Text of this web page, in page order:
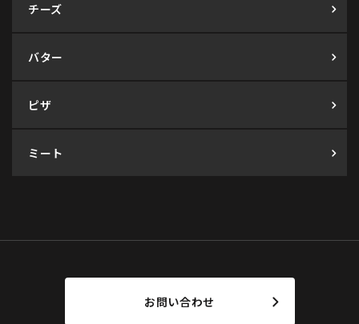
チーズ
バター
ピザ
ミート
お問い合わせ